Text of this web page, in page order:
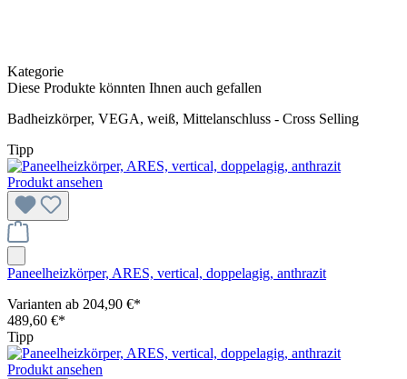
Kategorie
Diese Produkte könnten Ihnen auch gefallen
Badheizkörper, VEGA, weiß, Mittelanschluss - Cross Selling
Tipp
Produkt ansehen
Paneelheizkörper, ARES, vertical, doppelagig, anthrazit
Varianten ab 204,90 €*
489,60 €*
Tipp
Produkt ansehen